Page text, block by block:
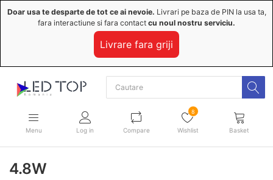
Doar usa te desparte de tot ce ai nevoie. Livrari pe baza de PIN la usa ta,
fara interactiune si fara contact cu noul nostru serviciu.
Livrare fara griji
Menu Log in Compare
8
Wishlist Basket
4.8W